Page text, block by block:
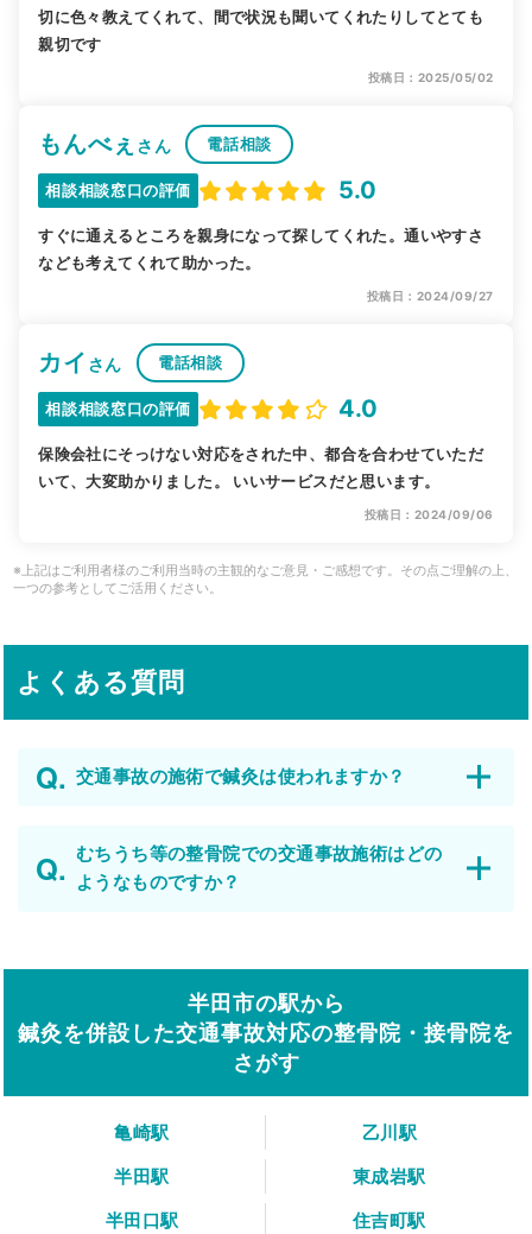
切に色々教えてくれて、間で状況も聞いてくれたりしてとても
親切です
投稿日：2025/05/02
もんべぇ さん 電話相談
相談相談窓口の評価 5.0
すぐに通えるところを親身になって探してくれた。通いやすさ
なども考えてくれて助かった。
投稿日：2024/09/27
カイ さん 電話相談
相談相談窓口の評価 4.0
保険会社にそっけない対応をされた中、都合を合わせていただ
いて、大変助かりました。 いいサービスだと思います。
投稿日：2024/09/06
※上記はご利用者様のご利用当時の主観的なご意見・ご感想です。その点ご理解の上、
一つの参考としてご活用ください。
よくある質問
交通事故の施術で鍼灸は使われますか？
むちうち等の整骨院での交通事故施術はどの
ようなものですか？
半田市の駅から
鍼灸を併設した交通事故対応の整骨院・接骨院を
さがす
亀崎駅
乙川駅
半田駅
東成岩駅
半田口駅
住吉町駅